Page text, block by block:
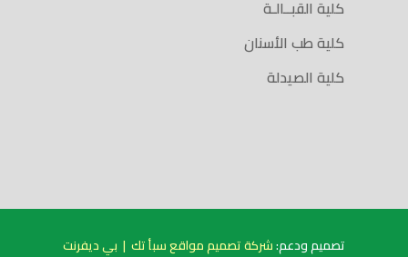
كلية القبــالـة
كلية طب الأسنان
كلية الصيدلة
تصميم ودعم:شركة تصميم مواقع سبأ تك | بي ديفرنت